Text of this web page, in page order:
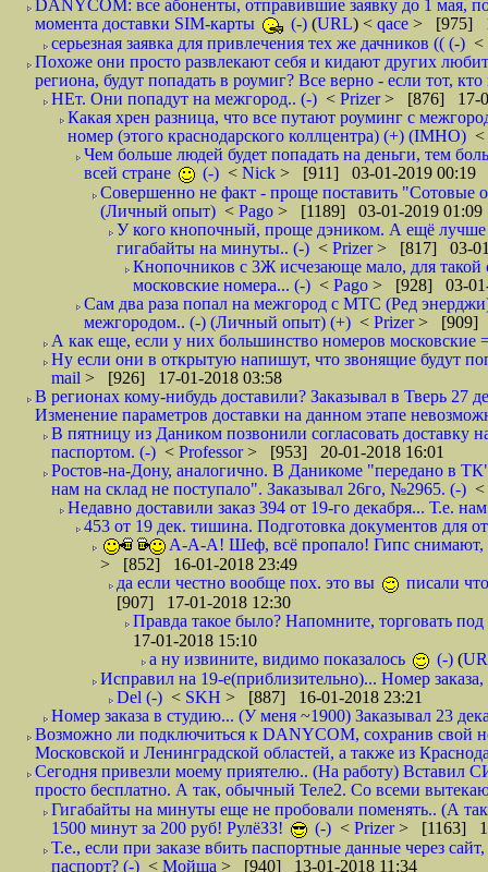
DANYCOM: все абоненты, отправившие заявку до 1 мая,
момента доставки SIM-карты
(-) (URL) < qace > [975]
серьезная заявка для привлечения тех же дачников (( (-) <
Похоже они просто развлекают себя и кидают других
региона, будут попадать в роумиг? Все верно - если тот,
НЕт. Они попадут на межгород.. (-) < Prizer> [876] 17-
Какая хрен разница, что все путают роуминг с
номер (этого краснодарского коллцентра) (+) (IMHO) <
Чем больше людей будет попадать на деньги, тем
всей стране
(-) < Nick > [911] 03-01-2019 00:19
Совершенно не факт - проще поставить "Сотовые
(Личный опыт) < Pago > [1189] 03-01-2019 01:09
У кого кнопочный, проще дэником. А ещё лучше
гигабайты на минуты.. (-) < Prizer> [817] 03-
Кнопочников с 3Ж исчезающе мало, для такой
московские номера... (-) < Pago > [928] 03-01-
Сам два раза попал на межгород с МТС (Ред
межгородом.. (-) (Личный опыт) (+) < Prizer> [909]
А как еще, если у них большинство номеров московские
Ну если они в открытую напишут, что звонящие будут
mail > [926] 17-01-2018 03:58
В регионах кому-нибудь доставили? Заказывал в Тверь 27
Изменение параметров доставки на данном этапе
В пятницу из Даником позвонили согласовать доставку
паспортом. (-) < Professor> [953] 20-01-2018 16:01
Ростов-на-Дону, аналогично. В Даникоме "передано в
нам на склад не поступало". Заказывал 26го, №2965. (-) <
Недавно доставили заказ 394 от 19-го декабря... Т.е.
453 от 19 дек. тишина. Подготовка документов для
А-А-А! Шеф, всё пропало! Гипс снимают,
> [852] 16-01-2018 23:49
да если честно вообще пох. это вы
писали
[907] 17-01-2018 12:30
Правда такое было? Напомните, торговать
17-01-2018 15:10
а ну извините, видимо показалось
(-) (
Исправил на 19-е(приблизительно)... Номер
Del (-) < SKH > [887] 16-01-2018 23:21
Номер заказа в студию... (У меня ~1900) Заказывал 23
Возможно ли подключиться к DANYCOM, сохранив свой
Московской и Ленинградской областей, а также из
Сегодня привезли моему приятелю.. (На работу) Вставил
просто бесплатно. А так, обычный Теле2. Со всеми
Гигабайты на минуты еще не пробовали поменять.. (А
1500 минут за 200 руб! РулёЗЗ!
(-) < Prizer> [1163]
Т.е., если при заказе вбить паспортные данные через
паспорт? (-) < Мойша > [940] 13-01-2018 11:34